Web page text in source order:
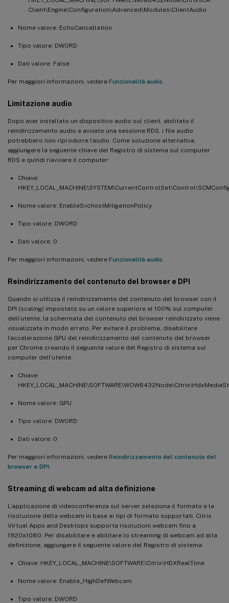
Client\Engine\Configuration\Advanced\Modules\ClientAudio
Nome valore: EchoCancellation
Tipo valore: DWORD
Dati valore: False
Per maggiori informazioni, vedere Funzionalità audio
Limitazione audio
Dopo aver installato un dispositivo audio sul client, abilitato il
reindirizzamento audio e avviato una sessione RDS, i file audio
potrebbero non riprodurre l’audio. Come soluzione alternativa,
aggiungere la seguente chiave del Registro di sistema sul computer
RDS e quindi riavviare il computer:
Chiave:
Nome valore: EnableSvchostMitigationPolicy
Tipo valore: DWORD
Dati valore: 0
Per maggiori informazioni, vedere Funzionalità audio
Reindirizzamento del contenuto del browser e DPI
Quando si utilizza il reindirizzamento del contenuto del browser con il
DPI (scaling) impostato su un valore superiore al 100% sul computer
dell’utente, la schermata del contenuto del browser reindirizzato viene
visualizzata in modo errato. Per evitare il problema, disabilitare
l’accelerazione GPU del reindirizzamento del contenuto del browser
per Chrome creando il seguente valore del Registro di sistema sul
computer dell’utente:
Chiave:
Nome valore: GPU
Tipo valore: DWORD
Dati valore: 0
Per maggiori informazioni, vedere Reindirizzamento del contenuto del
browser e DPI
Streaming di webcam ad alta definizione
L’applicazione di videoconferenza sul server seleziona il formato e la
risoluzione della webcam in base ai tipi di formato supportati. Citrix
Virtual Apps and Desktops supporta risoluzioni webcam fino a
1920x1080. Per disabilitare e abilitare lo streaming di webcam ad alta
definizione, aggiungere il seguente valore del Registro di sistema:
Chiave: HKEY_LOCAL_MACHINE\SOFTWARE\Citrix\HDXRealTime
Nome valore: Enable_HighDefWebcam
Tipo valore: DWORD